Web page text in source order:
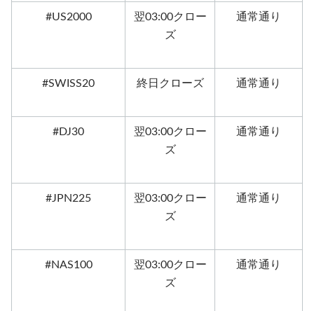
#US2000
翌03:00クロー
ズ
通常通り
#SWISS20 終日クローズ 通常通り
#DJ30
翌03:00クロー
ズ
通常通り
#JPN225
翌03:00クロー
ズ
通常通り
#NAS100
翌03:00クロー
ズ
通常通り